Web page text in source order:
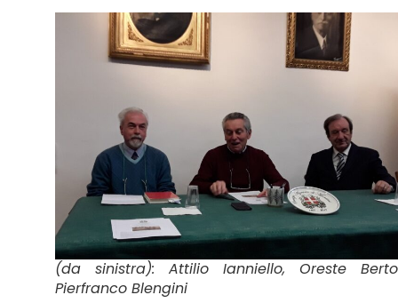
(da sinistra): Attilio Ianniello, Oreste
Pierfranco Blengini